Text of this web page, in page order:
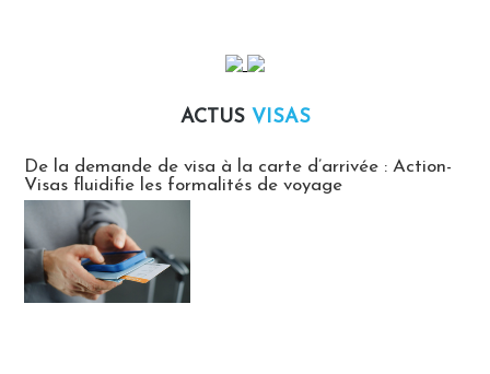
ACTUS VISAS
De la demande de visa à la carte d’arrivée : Action-
Visas fluidifie les formalités de voyage